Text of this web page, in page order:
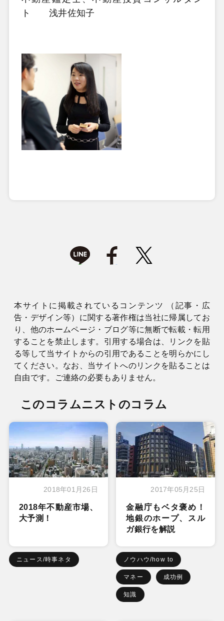
ト 浅井佐知子
本サイトに掲載されているコンテンツ （記事・広
告・デザイン等）に関する著作権は当社に帰属してお
り、他のホームページ・ブログ等に無断で転載・転用
することを禁止します。引用する場合は、リンクを貼
る等して当サイトからの引用であることを明らかにし
てください。なお、当サイトへのリンクを貼ることは
自由です。ご連絡の必要もありません。
このコラムニストのコラム
2018年01月26日
2018年不動産市場、
大予測！
ニュース/時事ネタ
2017年05月25日
金融庁もベタ褒め！
地銀のホープ、スル
ガ銀行を解説
ノウハウ/how to
マネー 成功例
知識